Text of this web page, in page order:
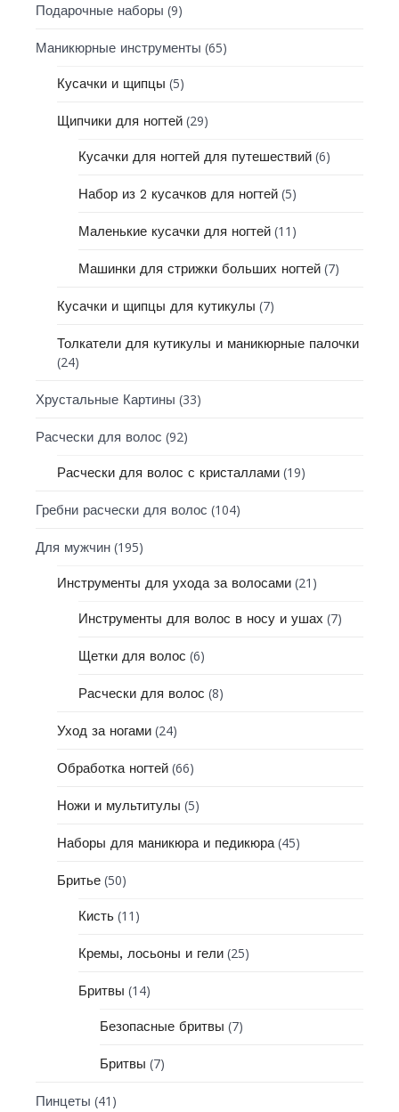
Подарочные наборы (9)
Маникюрные инструменты (65)
Кусачки и щипцы (5)
Щипчики для ногтей (29)
Кусачки для ногтей для путешествий (6)
Набор из 2 кусачков для ногтей (5)
Маленькие кусачки для ногтей (11)
Машинки для стрижки больших ногтей (7)
Кусачки и щипцы для кутикулы (7)
Толкатели для кутикулы и маникюрные палочки
(24)
Хрустальные Картины (33)
Расчески для волос (92)
Расчески для волос с кристаллами (19)
Гребни расчески для волос (104)
Для мужчин (195)
Инструменты для ухода за волосами (21)
Инструменты для волос в носу и ушах (7)
Щетки для волос (6)
Расчески для волос (8)
Уход за ногами (24)
Обработка ногтей (66)
Ножи и мультитулы (5)
Наборы для маникюра и педикюра (45)
Бритье (50)
Кисть (11)
Кремы, лосьоны и гели (25)
Бритвы (14)
Безопасные бритвы (7)
Бритвы (7)
Пинцеты (41)